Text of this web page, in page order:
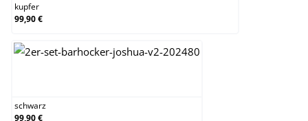
kupfer
99,90 €
schwarz
99,90 €